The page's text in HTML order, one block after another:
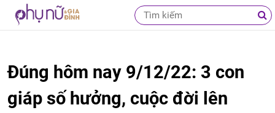
Đúng hôm nay 9/12/22: 3 con
giáp số hưởng, cuộc đời lên